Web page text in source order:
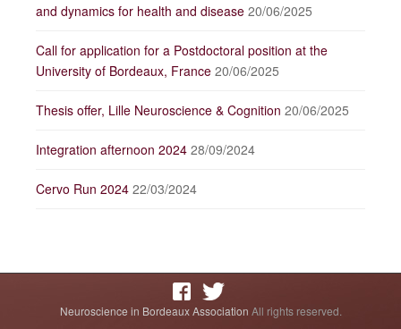
and dynamics for health and disease 20/06/2025
Call for application for a Postdoctoral position at the
University of Bordeaux, France 20/06/2025
Thesis offer, Lille Neuroscience & Cognition 20/06/2025
Integration afternoon 2024 28/09/2024
Cervo Run 2024 22/03/2024
Neuroscience in Bordeaux Association All rights reserved.